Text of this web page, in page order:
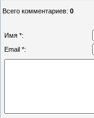
Всего комментариев: 0
Имя *:
Email *: